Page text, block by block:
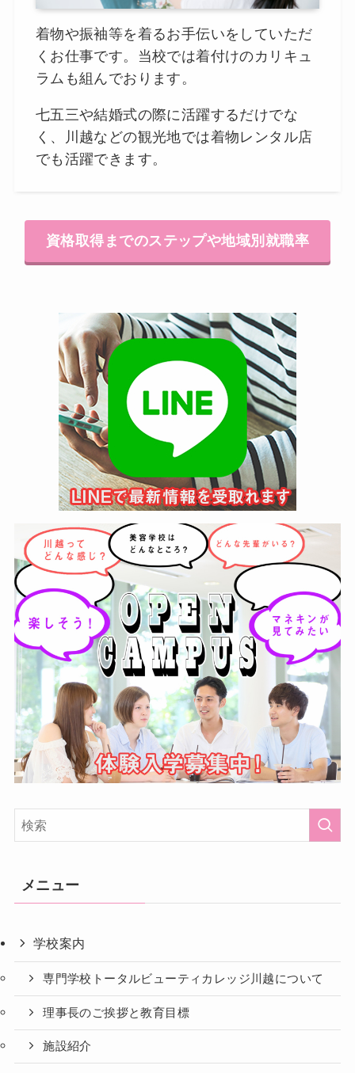
着物や振袖等を着るお手伝いをしていただ
くお仕事です。当校では着付けのカリキュ
ラムも組んでおります。
七五三や結婚式の際に活躍するだけでな
く、川越などの観光地では着物レンタル店
でも活躍できます。
資格取得までのステップや地域別就職率
メニュー
学校案内
専門学校トータルビューティカレッジ川越について
理事長のご挨拶と教育目標
施設紹介